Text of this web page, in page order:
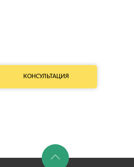
КОНСУЛЬТАЦИЯ